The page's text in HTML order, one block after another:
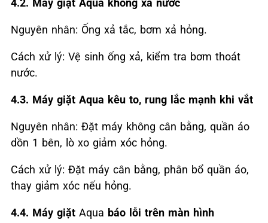
4.2. Máy giặt Aqua không xả nước
Nguyên nhân: Ống xả tắc, bơm xả hỏng.
Cách xử lý: Vệ sinh ống xả, kiểm tra bơm thoát
nước.
4.3. Máy giặt Aqua kêu to, rung lắc mạnh khi vắt
Nguyên nhân: Đặt máy không cân bằng, quần áo
dồn 1 bên, lò xo giảm xóc hỏng.
Cách xử lý: Đặt máy cân bằng, phân bổ quần áo,
thay giảm xóc nếu hỏng.
4.4. Máy giặt Aqua báo lỗi trên màn hình